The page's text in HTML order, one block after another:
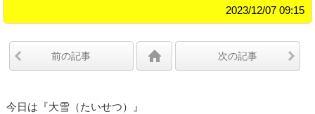
2023/12/07 09:15
前の記事 次の記事
今日は『大雪（たいせつ）』